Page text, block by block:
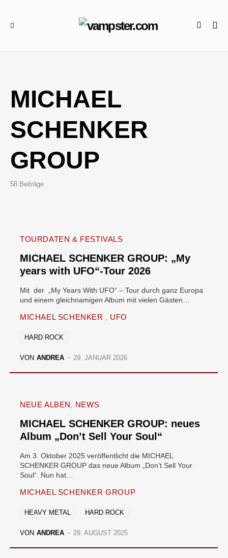
MICHAEL
SCHENKER
GROUP
58 Beiträge
TOURDATEN & FESTIVALS
MICHAEL SCHENKER GROUP: „My
years with UFO“-Tour 2026
Mit der „My Years With UFO“ – Tour durch ganz Europa
und einem gleichnamigen Album mit vielen Gästen…
MICHAEL SCHENKER UFO
HARD ROCK
VON ANDREA 29. JANUAR 2026
NEUE ALBEN NEWS
MICHAEL SCHENKER GROUP: neues
Album „Don’t Sell Your Soul“
Am 3. Oktober 2025 veröffentlicht die MICHAEL
SCHENKER GROUP das neue Album „Don’t Sell Your
Soul“. Nun hat…
MICHAEL SCHENKER GROUP
HEAVY METAL HARD ROCK
VON ANDREA 29. AUGUST 2025